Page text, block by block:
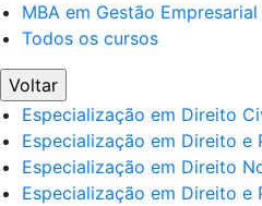
MBA em Gestão Empresarial
Todos os cursos
Voltar
Especialização em Direito
Especialização em Direito e
Especialização em Direito
Especialização em Direito e